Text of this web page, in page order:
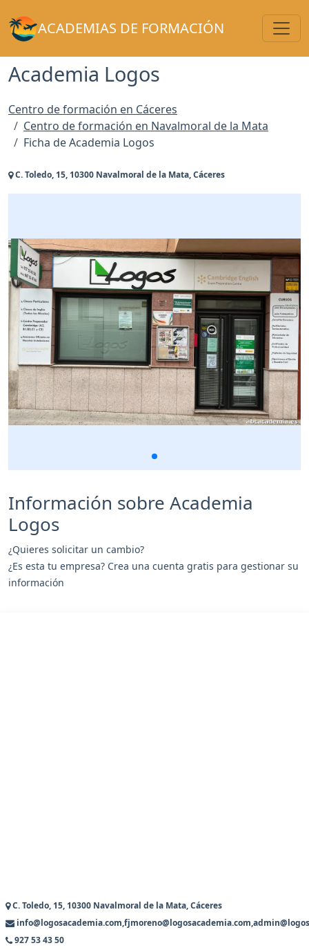
ACADEMIAS DE FORMACIÓN
Academia Logos
Centro de formación en Cáceres
Centro de formación en Navalmoral de la Mata
Ficha de Academia Logos
C. Toledo, 15, 10300 Navalmoral de la Mata, Cáceres
Información sobre Academia
Logos
¿Quieres solicitar un cambio?
¿Es esta tu empresa? Crea una cuenta gratis para gestionar su
información
C. Toledo, 15, 10300 Navalmoral de la Mata, Cáceres
927 53 43 50